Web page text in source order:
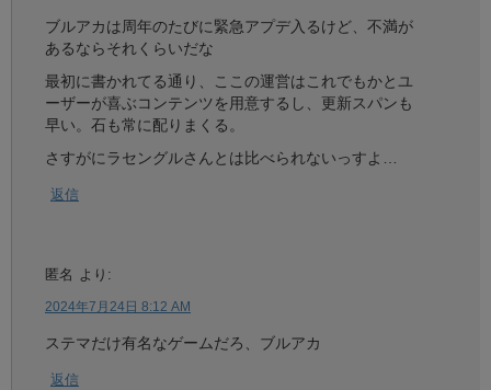
ブルアカは周年のたびに緊急アプデ入るけど、不満が
あるならそれくらいだな
最初に書かれてる通り、ここの運営はこれでもかとユ
ーザーが喜ぶコンテンツを用意するし、更新スパンも
早い。石も常に配りまくる。
さすがにラセングルさんとは比べられないっすよ…
返信
匿名 より:
2024年7月24日 8:12 AM
ステマだけ有名なゲームだろ、ブルアカ
返信